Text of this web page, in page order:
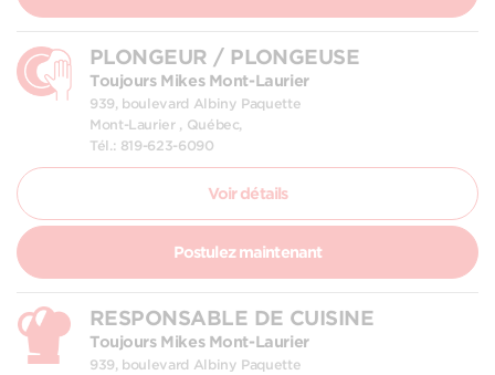
PLONGEUR / PLONGEUSE
Toujours Mikes Mont-Laurier
939, boulevard Albiny Paquette
Mont-Laurier , Québec,
Tél.: 819-623-6090
Voir détails
Postulez maintenant
RESPONSABLE DE CUISINE
Toujours Mikes Mont-Laurier
939, boulevard Albiny Paquette